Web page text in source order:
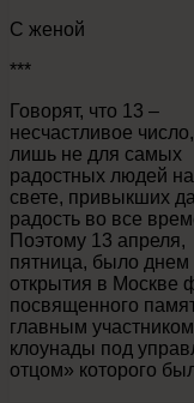
С женой
***
Говорят, что 13 –
несчастливое
лишь не для самых
радостных людей на
свете, привыкших
радость во все
Поэтому 13 апреля,
пятница, было днем
открытия в Москве
посвященного
главным
клоунады под
отцом» которого